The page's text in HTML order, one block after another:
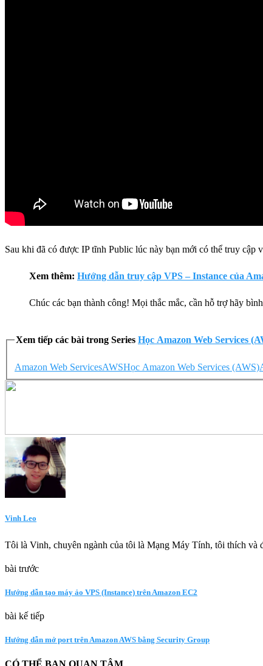
Sau khi đã có được IP tĩnh Public lúc này bạn mới có thể truy cập
Xem thêm: Hướng dẫn truy cập VPS – Instance của
Chúc các bạn thành công! Mọi thắc mắc, cần hỗ trợ hãy
Xem tiếp các bài trong Series Học Amazon Web Services
Amazon Web ServicesAWSHọc Amazon Web Services (AWS)
Vinh Leo
Tôi là Vinh, chuyên ngành của tôi là Mạng Máy Tính, tôi thích và
bài trước
Hướng dẫn tạo máy ảo VPS (Instance) trên Amazon EC2
bài kế tiếp
Hướng dẫn mở port trên Amazon AWS bằng Security Group
CÓ THỂ BẠN QUAN TÂM